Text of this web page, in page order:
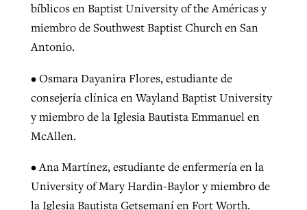
bíblicos en Baptist University of the Américas y
miembro de Southwest Baptist Church en San
Antonio.
•Osmara Dayanira Flores, estudiante de
consejería clínica en Wayland Baptist University
y miembro de la Iglesia Bautista Emmanuel en
McAllen.
•Ana Martínez, estudiante de enfermería en la
University of Mary Hardin-Baylor y miembro de
la Iglesia Bautista Getsemaní en Fort Worth.